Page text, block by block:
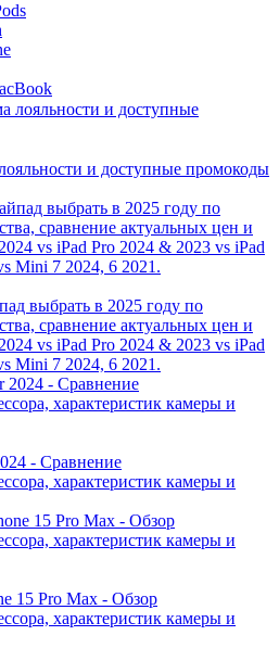
и доступные промокоды
выбрать в 2025 году по
сравнение актуальных цен и
vs iPad Pro 2024 & 2023 vs iPad
Mini 7 2024, 6 2021.
- Сравнение
характеристик камеры и
15 Pro Max - Обзор
характеристик камеры и